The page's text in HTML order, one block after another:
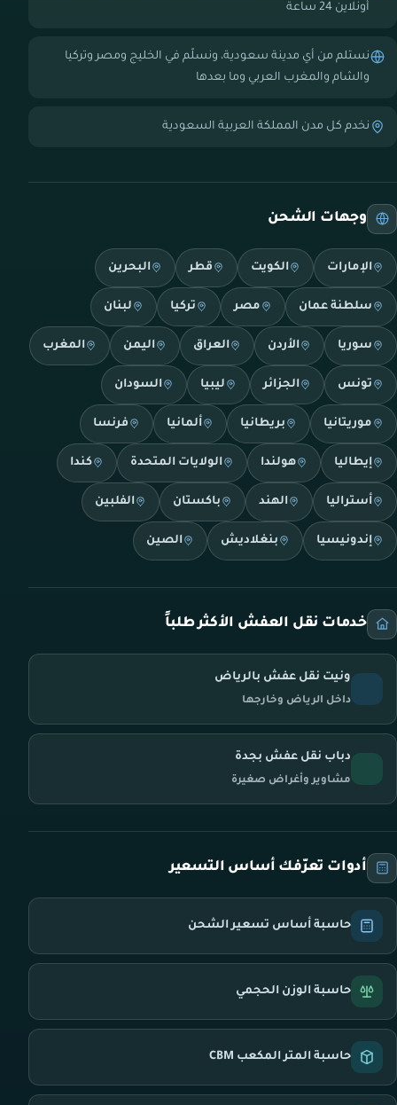
أونلاين 24 ساعة
نستلم من أي مدينة سعودية، ونسلّم في الخليج ومصر وتركيا
والشام والمغرب العربي وما بعدها
نخدم كل مدن المملكة العربية السعودية
وجهات الشحن
الإمارات الكويت قطر البحرين
سلطنة عمان مصر تركيا لبنان
سوريا الأردن العراق اليمن المغرب
تونس الجزائر ليبيا السودان
موريتانيا بريطانيا ألمانيا فرنسا
إيطاليا هولندا الولايات المتحدة كندا
أستراليا الهند باكستان الفلبين
إندونيسيا بنغلاديش الصين
خدمات نقل العفش الأكثر طلباً
ونيت نقل عفش بالرياض
داخل الرياض وخارجها
دباب نقل عفش بجدة
مشاوير وأغراض صغيرة
أدوات تعرّفك أساس التسعير
حاسبة أساس تسعير الشحن
حاسبة الوزن الحجمي
حاسبة المتر المكعب CBM